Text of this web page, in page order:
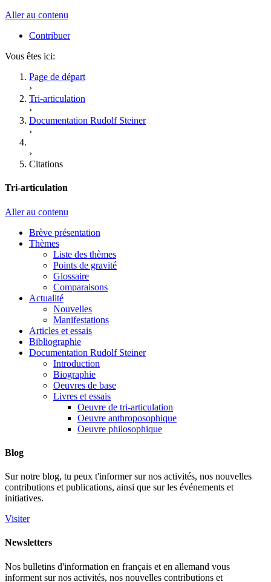
Aller au contenu
Contribuer
Vous êtes ici:
Page de départ
›
Tri-articulation
›
Documentation Rudolf Steiner
›
›
Citations
Tri-articulation
Aller au contenu
Brève présentation
Thèmes
Liste des thèmes
Points de gravité
Glossaire
Comparaisons
Actualité
Nouvelles
Manifestations
Articles et essais
Bibliographie
Documentation Rudolf Steiner
Introduction
Biographie
Oeuvres de base
Livres et essais
Oeuvre de tri-articulation
Oeuvre anthroposophique
Oeuvre philosophique
Blog
Sur notre blog, tu peux t'informer sur nos activités, nos nouvelles
contributions et publications, ainsi que sur les événements et
initiatives.
Visiter
Newsletters
Nos bulletins d'information en français et en allemand vous
informent sur nos activités, nos nouvelles contributions et